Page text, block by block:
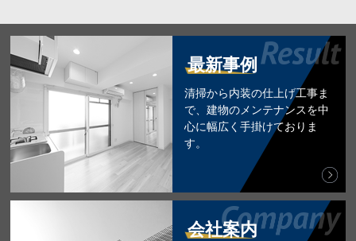
最新事例
清掃から内装の仕上げ工事ま
で、建物のメンテナンスを中
心に幅広く手掛けておりま
す。
会社案内